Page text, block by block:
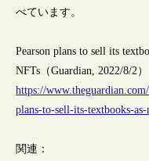
べています。
Pearson plans to sell its
NFTs（Guardian, 2022/8/2）
https://
plans-to-sell-its-textbooks-as-
関連：